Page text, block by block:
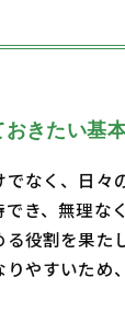
きたい基
なく、日々
き、無理な
役割を果たし
やすいた